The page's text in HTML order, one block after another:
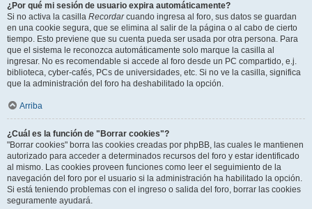
¿Por qué mi sesión de usuario expira automáticamente?
Si no activa la casilla Recordarcuando ingresa al foro, sus datos se guardan
en una cookie segura, que se elimina al salir de la página o al cabo de cierto
tiempo. Esto previene que su cuenta pueda ser usada por otra persona. Para
que el sistema le reconozca automáticamente solo marque la casilla al
ingresar. No es recomendable si accede al foro desde un PC compartido, e.j.
biblioteca, cyber-cafés, PCs de universidades, etc. Si no ve la casilla, significa
que la administración del foro ha deshabilitado la opción.
Arriba
¿Cuál es la función de "Borrar cookies"?
"Borrar cookies" borra las cookies creadas por phpBB, las cuales le mantienen
autorizado para acceder a determinados recursos del foro y estar identificado
al mismo. Las cookies proveen funciones como leer el seguimiento de la
navegación del foro por el usuario si la administración ha habilitado la opción.
Si está teniendo problemas con el ingreso o salida del foro, borrar las cookies
seguramente ayudará.